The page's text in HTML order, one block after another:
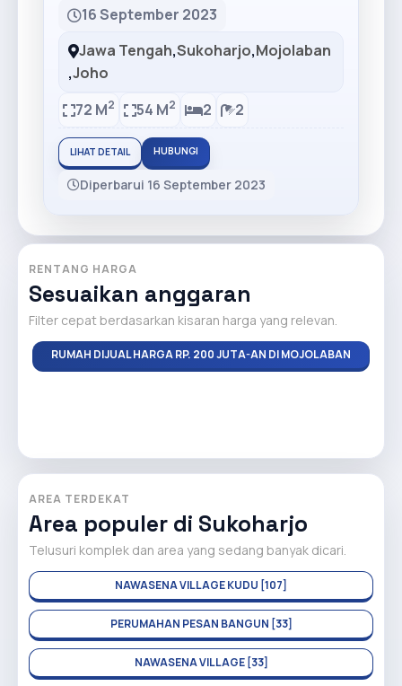
16 September 2023
Jawa Tengah,Sukoharjo,Mojolaban
,Joho
72 M2 54 M2 2 2
LIHAT DETAIL HUBUNGI
Diperbarui 16 September 2023
RENTANG HARGA
Sesuaikan anggaran
Filter cepat berdasarkan kisaran harga yang relevan.
RUMAH DIJUAL HARGA RP. 200 JUTA-AN DI MOJOLABAN
AREA TERDEKAT
Area populer di Sukoharjo
Telusuri komplek dan area yang sedang banyak dicari.
NAWASENA VILLAGE KUDU [107]
PERUMAHAN PESAN BANGUN [33]
NAWASENA VILLAGE [33]